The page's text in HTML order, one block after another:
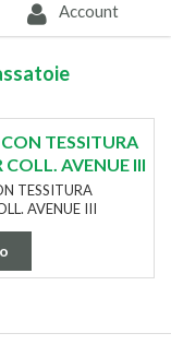
Account
TESSITURA
COLL. AVENUE III
TESSITURA
AVENUE III